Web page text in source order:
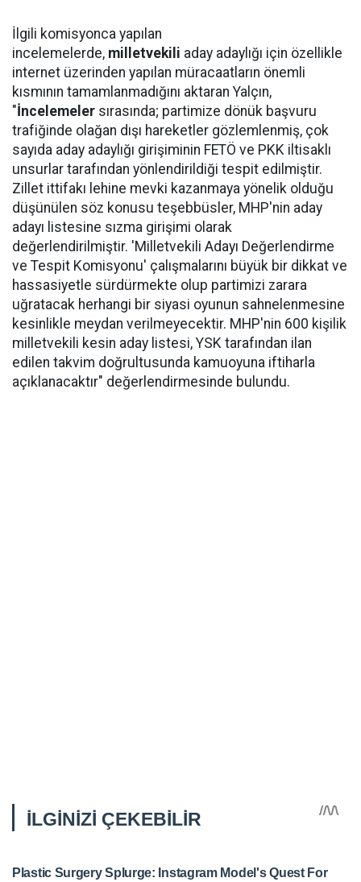
İlgili komisyonca yapılan
incelemelerde, milletvekili aday adaylığı için özellikle
internet üzerinden yapılan müracaatların önemli
kısmının tamamlanmadığını aktaran Yalçın,
"İncelemeler sırasında; partimize dönük başvuru
trafiğinde olağan dışı hareketler gözlemlenmiş, çok
sayıda aday adaylığı girişiminin FETÖ ve PKK iltisaklı
unsurlar tarafından yönlendirildiği tespit edilmiştir.
Zillet ittifakı lehine mevki kazanmaya yönelik olduğu
düşünülen söz konusu teşebbüsler, MHP'nin aday
adayı listesine sızma girişimi olarak
değerlendirilmiştir. 'Milletvekili Adayı Değerlendirme
ve Tespit Komisyonu' çalışmalarını büyük bir dikkat ve
hassasiyetle sürdürmekte olup partimizi zarara
uğratacak herhangi bir siyasi oyunun sahnelenmesine
kesinlikle meydan verilmeyecektir. MHP'nin 600 kişilik
milletvekili kesin aday listesi, YSK tarafından ilan
edilen takvim doğrultusunda kamuoyuna iftiharla
açıklanacaktır" değerlendirmesinde bulundu.